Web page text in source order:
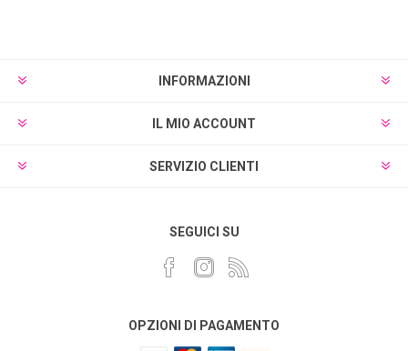
INFORMAZIONI
IL MIO ACCOUNT
SERVIZIO CLIENTI
SEGUICI SU
OPZIONI DI PAGAMENTO